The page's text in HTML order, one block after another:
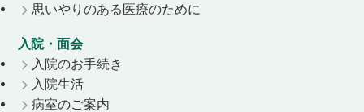
思いやりのある医療のために
入院・面会
入院のお手続き
入院生活
病室のご案内